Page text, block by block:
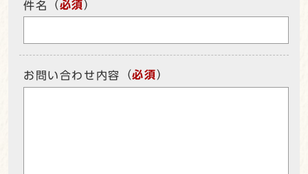
件名 （必須）
お問い合わせ内容 （必須）